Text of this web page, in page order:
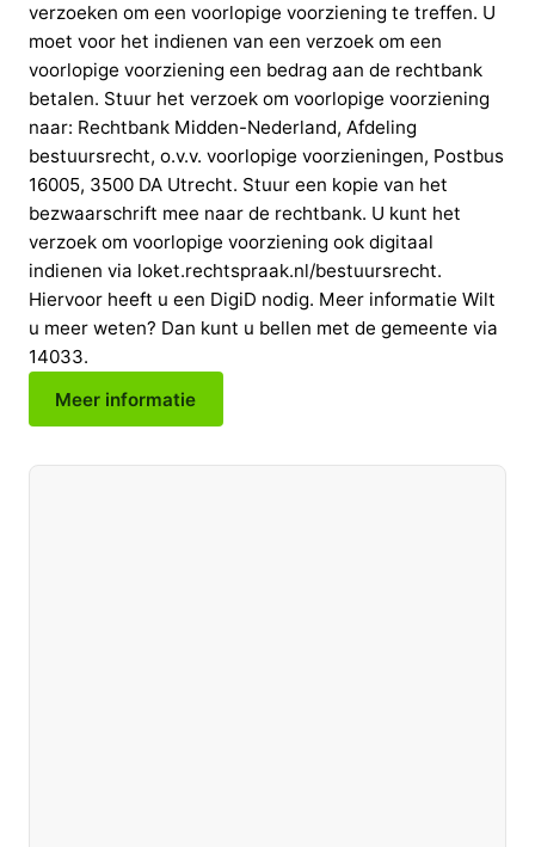
verzoeken om een voorlopige voorziening te treffen. U
moet voor het indienen van een verzoek om een
voorlopige voorziening een bedrag aan de rechtbank
betalen. Stuur het verzoek om voorlopige voorziening
naar: Rechtbank Midden-Nederland, Afdeling
bestuursrecht, o.v.v. voorlopige voorzieningen, Postbus
16005, 3500 DA Utrecht. Stuur een kopie van het
bezwaarschrift mee naar de rechtbank. U kunt het
verzoek om voorlopige voorziening ook digitaal
indienen via loket.rechtspraak.nl/bestuursrecht.
Hiervoor heeft u een DigiD nodig. Meer informatie Wilt
u meer weten? Dan kunt u bellen met de gemeente via
14033.
Meer informatie